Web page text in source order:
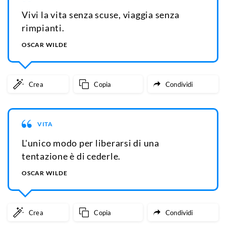
Vivi la vita senza scuse, viaggia senza
rimpianti.
OSCAR WILDE
Crea Copia Condividi
VITA
L'unico modo per liberarsi di una
tentazione è di cederle.
OSCAR WILDE
Crea Copia Condividi